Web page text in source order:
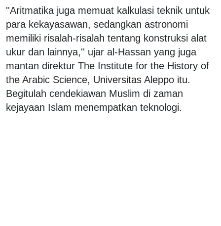
''Aritmatika juga memuat kalkulasi teknik untuk
para kekayasawan, sedangkan astronomi
memiliki risalah-risalah tentang konstruksi alat
ukur dan lainnya,'' ujar al-Hassan yang juga
mantan direktur The Institute for the History of
the Arabic Science, Universitas Aleppo itu.
Begitulah cendekiawan Muslim di zaman
kejayaan Islam menempatkan teknologi.